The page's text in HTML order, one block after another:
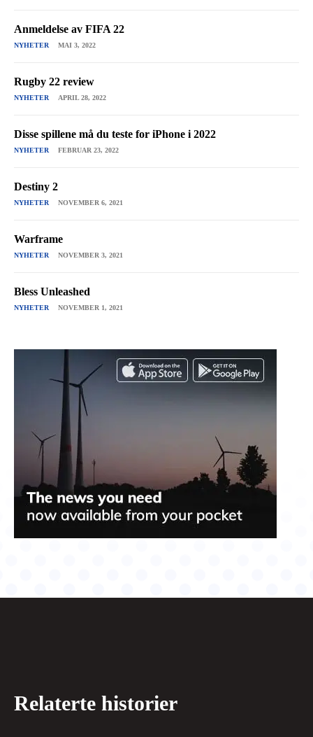
Anmeldelse av FIFA 22
NYHETER MAI 3, 2022
Rugby 22 review
NYHETER APRIL 28, 2022
Disse spillene må du teste for iPhone i 2022
NYHETER FEBRUAR 23, 2022
Destiny 2
NYHETER NOVEMBER 6, 2021
Warframe
NYHETER NOVEMBER 3, 2021
Bless Unleashed
NYHETER NOVEMBER 1, 2021
Relaterte historier